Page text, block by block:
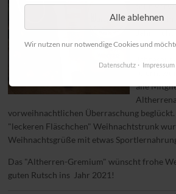
tolle
Jahr nicht
alle
vorweihnachtlichen Überraschung beglückt.
"leckeren Fläschchen" Weihnachtstrunk
Weihnachtsgrüße mit etwas
Das "Altherren-Gremium" wünscht frohe
guten Rutsch ins Jahr 2021!
Alle ablehnen
Wir nutzen nur notwendige Cookies und
Datenschutz Impressum